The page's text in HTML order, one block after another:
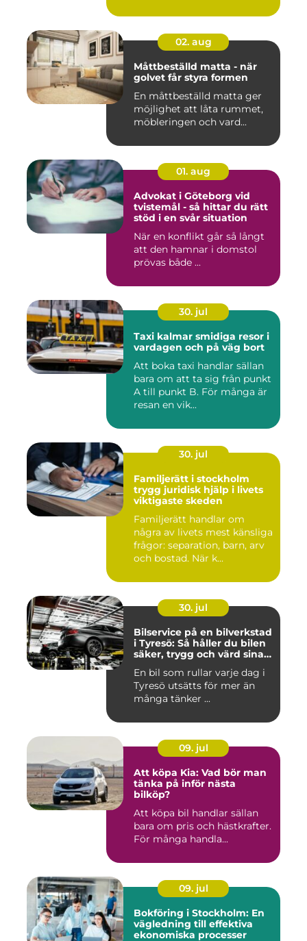
02. aug
Måttbeställd matta - när
golvet får styra formen
En måttbeställd matta ger
möjlighet att låta rummet,
möbleringen och vard...
01. aug
Advokat i Göteborg vid
tvistemål - så hittar du rätt
stöd i en svår situation
När en konflikt går så långt
att den hamnar i domstol
prövas både ...
30. jul
Taxi kalmar smidiga resor i
vardagen och på väg bort
Att boka taxi handlar sällan
bara om att ta sig från punkt
A till punkt B. För många är
resan en vik...
30. jul
Familjerätt i stockholm
trygg juridisk hjälp i livets
viktigaste skeden
Familjerätt handlar om
några av livets mest känsliga
frågor: separation, barn, arv
och bostad. När k...
30. jul
Bilservice på en bilverkstad
i Tyresö: Så håller du bilen
säker, trygg och värd sina
En bil som rullar varje dag i
Tyresö utsätts för mer än
många tänker ...
09. jul
Att köpa Kia: Vad bör man
tänka på inför nästa
bilköp?
Att köpa bil handlar sällan
bara om pris och hästkrafter.
För många handla...
09. jul
Bokföring i Stockholm: En
vägledning till effektiva
ekonomiska processer